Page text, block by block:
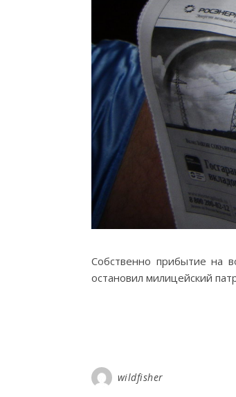
Собственно прибытие на
остановил милицейский
wildfisher